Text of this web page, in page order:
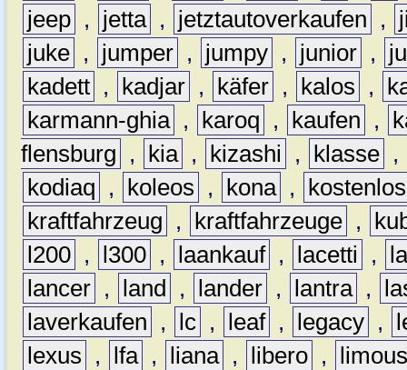
jeep , jetta , jetztautoverkaufen ,
juke , jumper , jumpy , junior ,
kadett , kadjar , käfer , kalos ,
karmann-ghia , karoq , kaufen ,
flensburg
, kia , kizashi , klasse ,
kodiaq
, koleos , kona ,
kostenlos
kraftfahrzeug
, kraftfahrzeuge ,
l200 , l300 , laankauf , lacetti ,
lancer , land , lander , lantra ,
laverkaufen
, lc , leaf , legacy ,
lexus
, lfa , liana , libero ,